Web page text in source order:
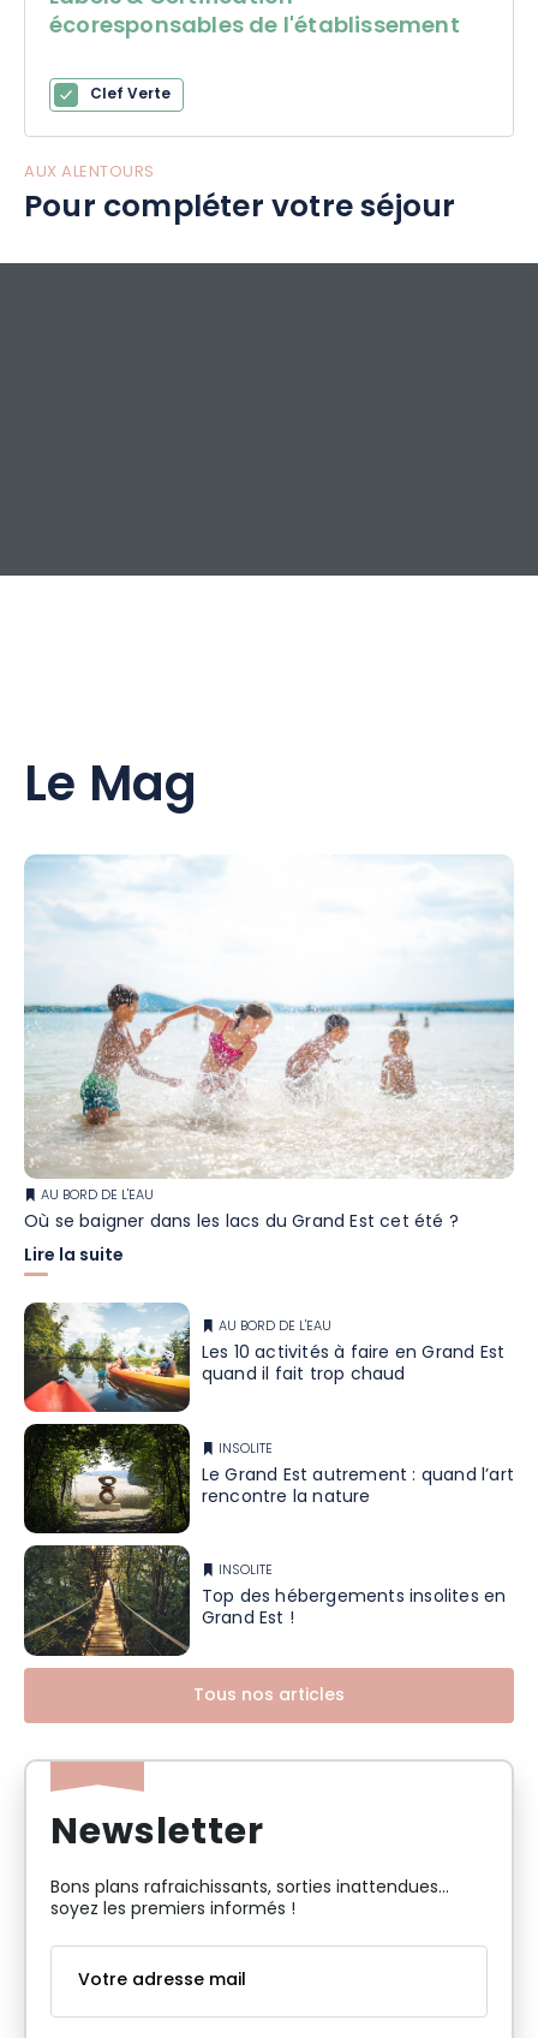
écoresponsables de l'établissement
Clef Verte
AUX ALENTOURS
Pour compléter votre séjour
Le Mag
AU BORD DE L'EAU
Où se baigner dans les lacs du Grand Est cet été ?
Lire la suite
AU BORD DE L'EAU
Les 10 activités à faire en Grand Est
quand il fait trop chaud
INSOLITE
Le Grand Est autrement : quand l’art
rencontre la nature
INSOLITE
Top des hébergements insolites en
Grand Est !
Tous nos articles
Newsletter
Bons plans rafraichissants, sorties inattendues…
soyez les premiers informés !